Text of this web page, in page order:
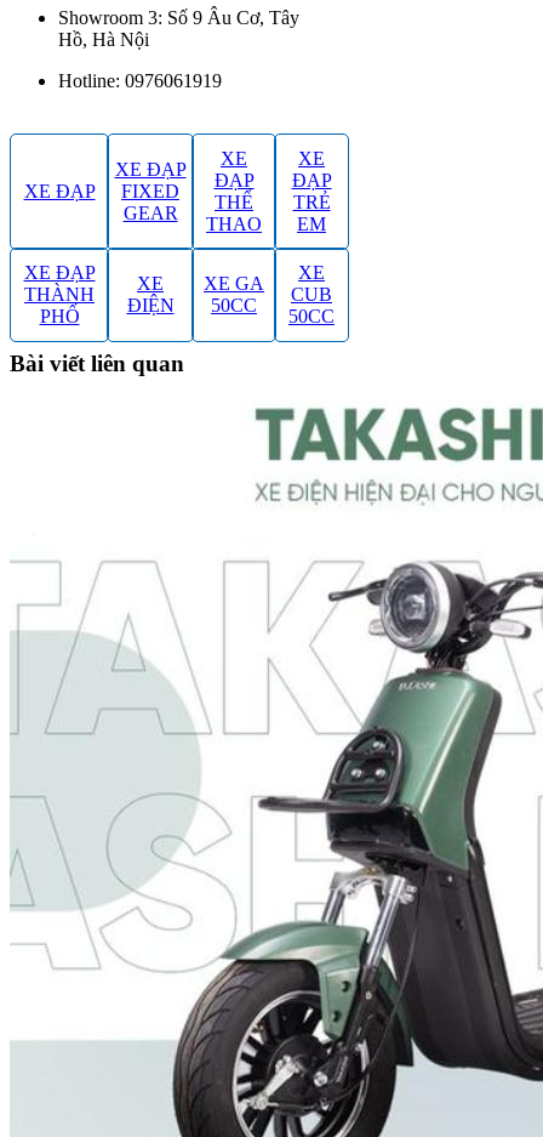
Showroom 3: Số 9 Âu Cơ, Tây
Hồ, Hà Nội
Hotline: 0976061919
XE ĐẠP
XE ĐẠP
FIXED
GEAR
XE
ĐẠP
THỂ
THAO
XE
ĐẠP
TRẺ
EM
XE ĐẠP
THÀNH
PHỐ
XE
ĐIỆN
XE GA
50CC
XE
CUB
50CC
Bài viết liên quan